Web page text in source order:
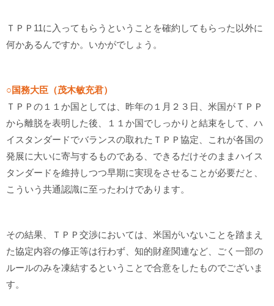
ＴＰＰ11に入ってもらうということを確約してもらった以外に
何かあるんですか。いかがでしょう。
○国務大臣（茂木敏充君）
ＴＰＰの１１か国としては、昨年の１月２３日、米国がＴＰＰ
から離脱を表明した後、１１か国でしっかりと結束をして、ハ
イスタンダードでバランスの取れたＴＰＰ協定、これが各国の
発展に大いに寄与するものである、できるだけそのままハイス
タンダードを維持しつつ早期に実現をさせることが必要だと、
こういう共通認識に至ったわけであります。
その結果、ＴＰＰ交渉においては、米国がいないことを踏まえ
た協定内容の修正等は行わず、知的財産関連など、ごく一部の
ルールのみを凍結するということで合意をしたものでございま
す。